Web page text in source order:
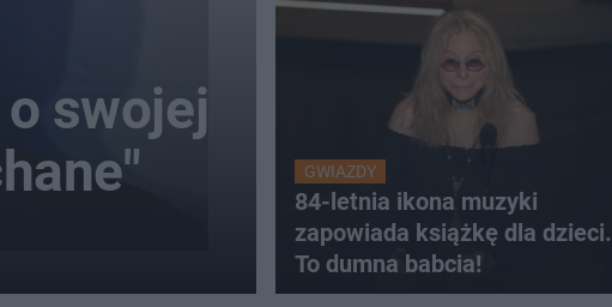
swojej
GWIAZDY
84-letnia ikona muzyki
zapowiada książkę dla dzieci.
To dumna babcia!